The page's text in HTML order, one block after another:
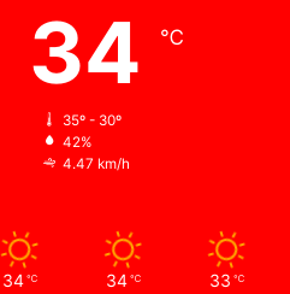
34 ℃
35º - 30º
42%
4.47 km/h
34 ℃ 34 ℃ 33 ℃